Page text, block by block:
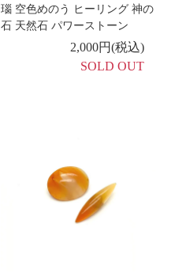
瑙 空色めのう ヒーリング 神の
石 天然石 パワーストーン
2,000円(税込)
SOLD OUT